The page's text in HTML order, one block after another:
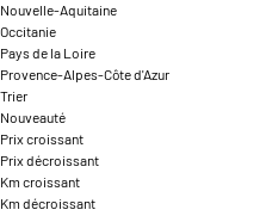
Nouvelle-Aquitaine
Occitanie
Pays de la Loire
Provence-Alpes-Côte d'Azur
Trier
Nouveauté
Prix croissant
Prix décroissant
Km croissant
Km décroissant